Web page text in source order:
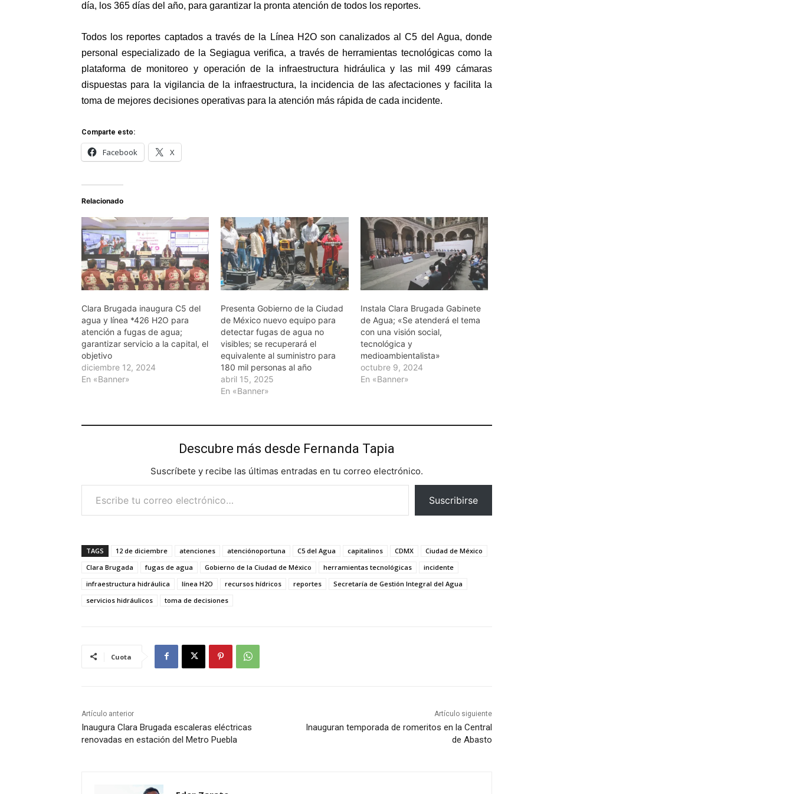
día, los 365 días del año, para garantizar la pronta atención de todos los reportes.
Todos los reportes captados a través de la Línea H2O son canalizados al C5 del Agua, donde
personal especializado de la Segiagua verifica, a través de herramientas tecnológicas como la
plataforma de monitoreo y operación de la infraestructura hidráulica y las mil 499 cámaras
dispuestas para la vigilancia de la infraestructura, la incidencia de las afectaciones y facilita la
toma de mejores decisiones operativas para la atención más rápida de cada incidente.
Comparte esto:
Facebook X
Relacionado
Clara Brugada inaugura C5 del
agua y línea *426 H2O para
atención a fugas de agua;
garantizar servicio a la capital, el
objetivo
diciembre 12, 2024
En «Banner»
Presenta Gobierno de la Ciudad
de México nuevo equipo para
detectar fugas de agua no
visibles; se recuperará el
equivalente al suministro para
180 mil personas al año
abril 15, 2025
En «Banner»
Instala Clara Brugada Gabinete
de Agua; «Se atenderá el tema
con una visión social,
tecnológica y
medioambientalista»
octubre 9, 2024
En «Banner»
Descubre más desde Fernanda Tapia
Suscríbete y recibe las últimas entradas en tu correo electrónico.
Escribe tu correo electrónico…
Suscribirse
TAGS 12 de diciembre atenciones atenciónoportuna C5 del Agua capitalinos CDMX
Ciudad de México
Clara Brugada
fugas de agua Gobierno de la Ciudad de México herramientas tecnológicas
incidente
infraestructura hidráulica
línea H2O recursos hídricos reportes
Secretaría de Gestión Integral del Agua
servicios hidráulicos
toma de decisiones
Cuota
Artículo anterior
Inaugura Clara Brugada escaleras eléctricas
renovadas en estación del Metro Puebla
Artículo siguiente
Inauguran temporada de romeritos en la Central
de Abasto